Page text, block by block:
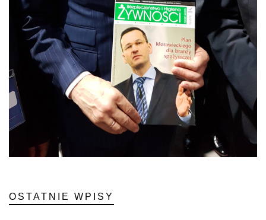
OSTATNIE WPISY